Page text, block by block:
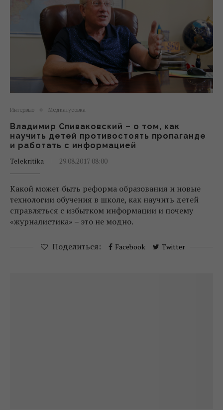
Интервью Медиатусовка
Владимир Спиваковский – о том, как
научить детей противостоять пропаганде
и работать с информацией
Telekritika
29.08.2017 08:00
Какой может быть реформа образования и новые
технологии обучения в школе, как научить детей
справляться с избытком информации и почему
«журналистика» – это не модно.
Поделиться: Facebook Twitter